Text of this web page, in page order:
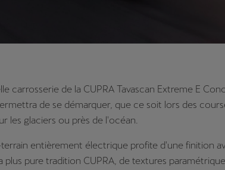
carrosserie de la CUPRA Tavascan Extreme E
de se démarquer, que ce soit lors des
les glaciers ou près de l'océan.
entièrement électrique profite d'une finition
plus pure tradition CUPRA, de textures